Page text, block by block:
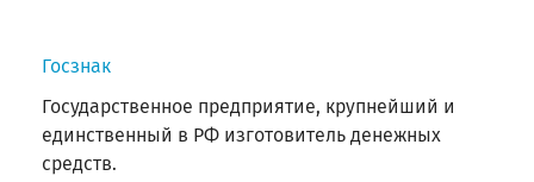
Госзнак
Государственное предприятие, крупнейший и
единственный в РФ изготовитель денежных
средств.